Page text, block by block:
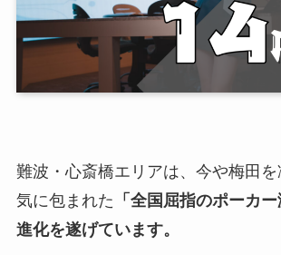
難波・心斎橋エリアは、今や梅田
気に包まれた 「全国屈指のポーカ
進化を遂げています。